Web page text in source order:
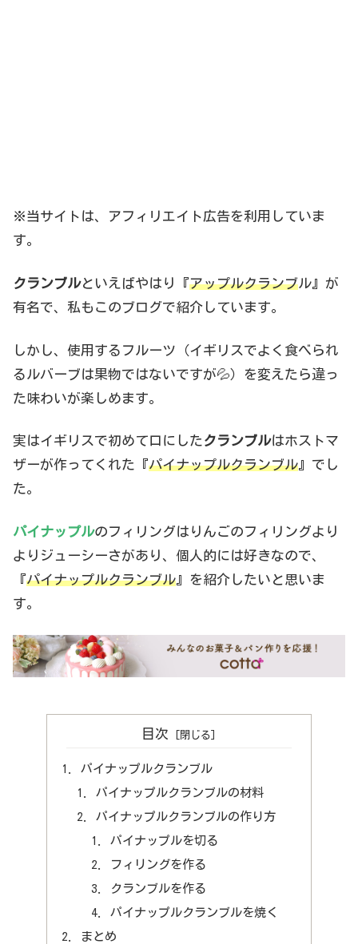
※当サイトは、アフィリエイト広告を利用していま
す。
クランブルといえばやはり『アップルクランブル』が
有名で、私もこのブログで紹介しています。
しかし、使用するフルーツ（イギリスでよく食べられ
るルバーブは果物ではないですが💦）を変えたら違っ
た味わいが楽しめます。
実はイギリスで初めて口にした クランブルはホストマ
ザーが作ってくれた『パイナップルクランブル』でし
た。
パイナップルのフィリングはりんごのフィリングより
よりジューシーさがあり、個人的には好きなので、
『パイナップルクランブル 』を紹介したいと思いま
す。
目次
パイナップルクランブル
パイナップルクランブルの材料
パイナップルクランブルの作り方
パイナップルを切る
フィリングを作る
クランブルを作る
パイナップルクランブルを焼く
まとめ